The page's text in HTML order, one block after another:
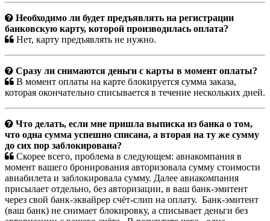
Необходимо ли будет предъявлять на регистрации
банковскую карту, которой производилась оплата?
Нет, карту предъявлять не нужно.
Сразу ли снимаются деньги с карты в момент оплаты?
В момент оплаты на карте блокируется сумма заказа,
которая окончательно списывается в течение нескольких дней.
Что делать, если мне пришла выписка из банка о том,
что одна сумма успешно списана, а вторая на ту же сумму
до сих пор заблокирована?
Скорее всего, проблема в следующем: авиакомпания в
момент вашего бронирования авторизовала сумму стоимости
авиабилета и заблокировала сумму. Далее авиакомпания
присылает отдельно, без авторизации, в ваш банк-эмитент
через свой банк-эквайрер счёт-слип на оплату. Банк-эмитент
(ваш банк) не снимает блокировку, а списывает деньги без